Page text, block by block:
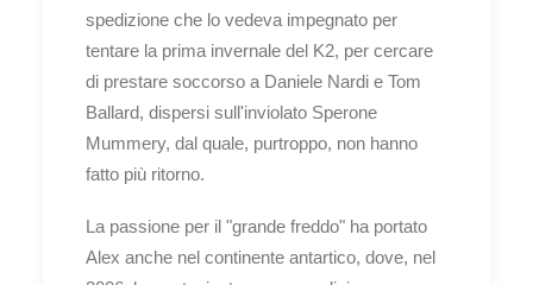
spedizione che lo vedeva impegnato per
tentare la prima invernale del K2, per cercare
di prestare soccorso a Daniele Nardi e Tom
Ballard, dispersi sull'inviolato Sperone
Mummery, dal quale, purtroppo, non hanno
fatto più ritorno.
La passione per il "grande freddo" ha portato
Alex anche nel continente antartico, dove, nel